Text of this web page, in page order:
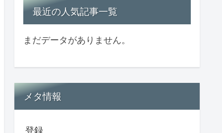
最近の人気記事一覧
まだデータがありません。
メタ情報
登録